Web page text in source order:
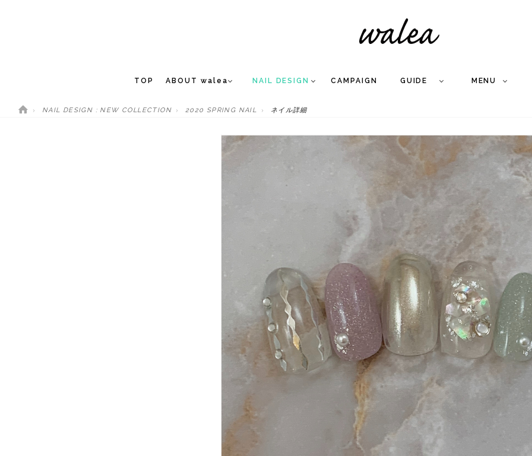
TOP ABOUT walea NAIL DESIGN
WORKS
CAMPAIGN GUIDE
Q
A
GEL NAIL
MENU
WEDDING NAIL
NAIL DESIGN : NEW COLLECTION 2020 SPRING NAIL ネイル詳細